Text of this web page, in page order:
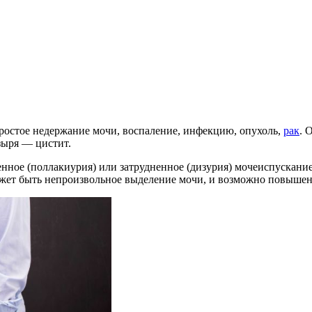
недержание мочи, воспаление, инфекцию, опухоль, рак.
— цистит.
(поллакиурия) или затрудненное (дизурия)
быть непроизвольное выделение мочи, и возможно